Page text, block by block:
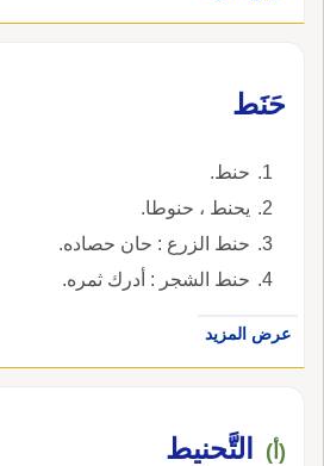
حَنَط
حنط.
يحنط ، حنوطا.
حنط الزرع : حان حصاده.
حنط الشجر : أدرك ثمره.
عرض المزيد
(أ) التَّحنيط